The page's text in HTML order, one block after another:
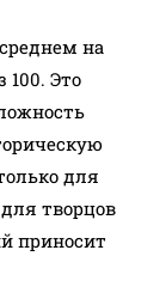
на
100. Это
для
творцов
приносит